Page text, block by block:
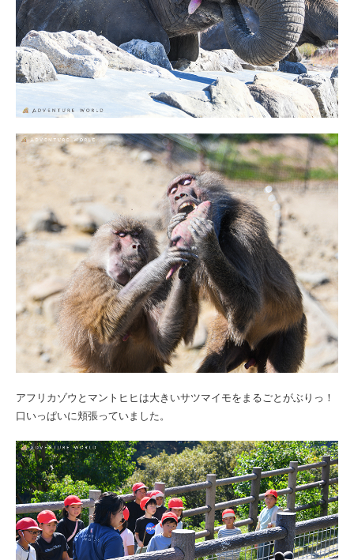
アフリカゾウとマントヒヒは大きいサツマイモをまるごとがぶりっ！
口いっぱいに頬張っていました。